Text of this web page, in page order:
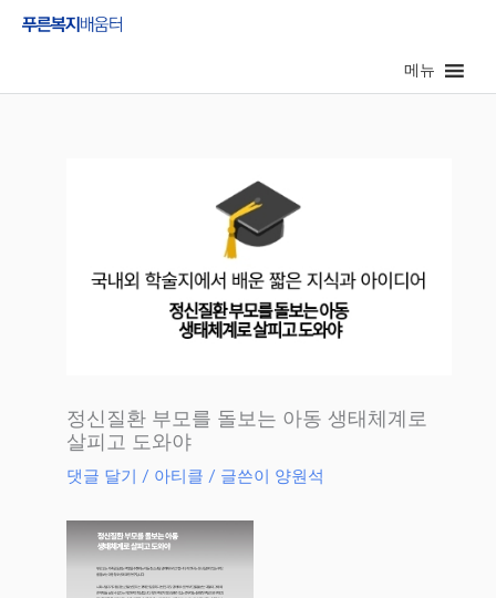
메뉴
정신질환 부모를 돌보는 아동 생태체계로
살피고 도와야
댓글 달기 / 아티클 / 글쓴이 양원석